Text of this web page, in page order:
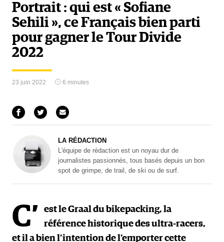
Portrait : qui est « Sofiane
Sehili », ce Français bien parti
pour gagner le Tour Divide
2022
23 juin 2022 6 minutes
LA RÉDACTION
L'équipe de rédaction est un noyau dur de
journalistes passionnés, tous basés depuis un bon
spot de grimpe, de trail, de ski ou de surf.
C’
est le Graal du bikepacking, la
référence historique des ultra-racers,
et il a bien l’intention de l’emporter cette